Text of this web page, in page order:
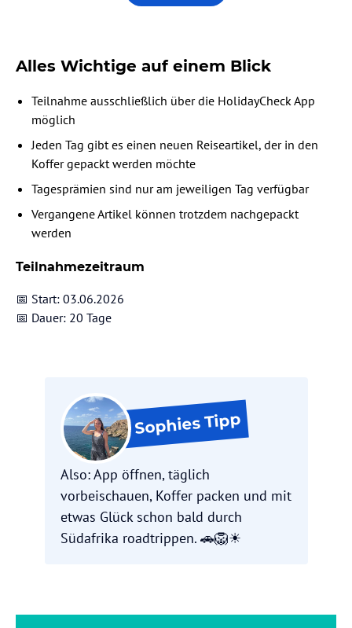
Alles Wichtige auf einem Blick
Teilnahme ausschließlich über die HolidayCheck App
möglich
Jeden Tag gibt es einen neuen Reiseartikel, der in den
Koffer gepackt werden möchte
Tagesprämien sind nur am jeweiligen Tag verfügbar
Vergangene Artikel können trotzdem nachgepackt
werden
Teilnahmezeitraum
📅 Start: 03.06.2026
📅 Dauer: 20 Tage
SophiesTipp
Also: App öffnen, täglich
vorbeischauen, Koffer packen und mit
etwas Glück schon bald durch
Südafrika roadtrippen. 🚗🦁☀️